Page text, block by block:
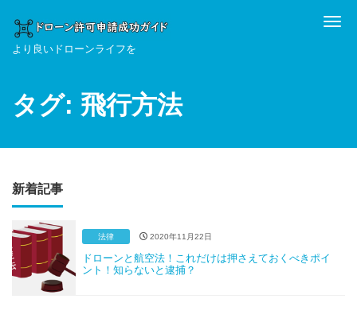
より良いドローンライフを
タグ: 飛行方法
新着記事
法律 2020年11月22日
ドローンと航空法！これだけは押さえておくべきポイ
ント！知らないと逮捕？